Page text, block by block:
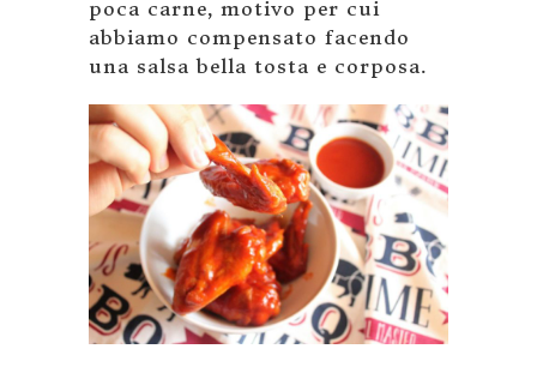
poca carne, motivo per cui
abbiamo compensato facendo
una salsa bella tosta e corposa.